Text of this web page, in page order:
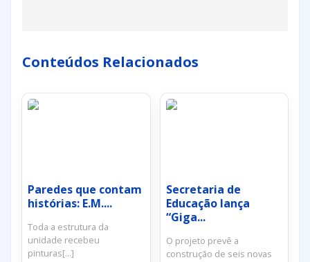
Conteúdos Relacionados
Paredes que contam
histórias: E.M....
Toda a estrutura da
unidade recebeu
pinturas[...]
Secretaria de
Educação lança
“Giga...
O projeto prevê a
construção de seis novas